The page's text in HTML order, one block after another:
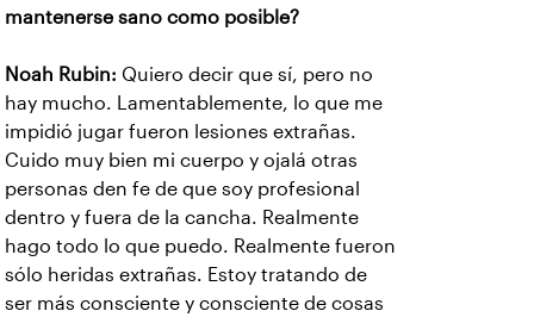
mantenerse sano como posible?
Noah Rubin: Quiero decir que sí, pero no
hay mucho. Lamentablemente, lo que me
impidió jugar fueron lesiones extrañas.
Cuido muy bien mi cuerpo y ojalá otras
personas den fe de que soy profesional
dentro y fuera de la cancha. Realmente
hago todo lo que puedo. Realmente fueron
sólo heridas extrañas. Estoy tratando de
ser más consciente y consciente de cosas